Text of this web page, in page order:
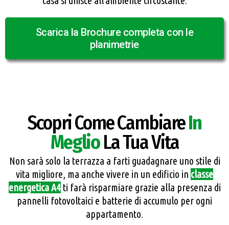
Scarica la Brochure completa con le
planimetrie
Scopri Come CambiareIn
MeglioLa Tua Vita
Non sarà solo la terrazza a farti guadagnare uno stile di
vita migliore, ma anche vivere in un edificio in classe
energetica A4ti farà risparmiare grazie alla presenza di
pannelli fotovoltaici e batterie di accumulo per ogni
appartamento.